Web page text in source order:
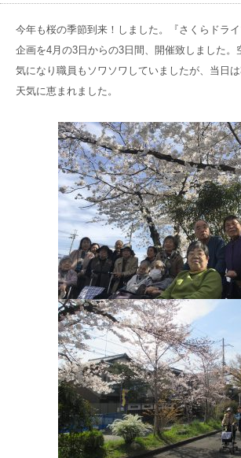
高齢者住宅施設
食へのこだわり
SNS運用ポリシー
友達追加
京都大原記念病院
京都近衛リハ病院
八瀬大原Ⅰ番館
リクルート
今年も桜の季節到来！しました。『さくらドラ
企画を4月の3日からの3日間、開催致しました。
気になり職員もソワソワしていましたが、当日
天気に恵まれました。